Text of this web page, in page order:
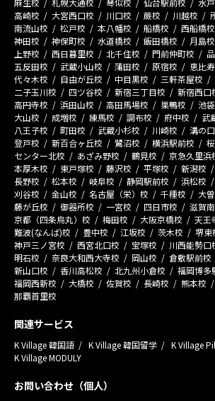
麻生校 札幌大通校 琴似校 仙台駅前校 水
高崎校
大宮西口校 川口校 蕨校 川越校
南流山校
松戸校 本八幡校 船橋校 西船橋校
神田校
神保町校 水道橋校 飯田橋校 月島校
上野校
西日暮里校 北千住校 門前仲町校
五反田校
武蔵小山校 蒲田校 原宿校 恵比
代々木校
自由が丘校 中目黒校 三軒茶屋校
二子玉川校
四ツ谷校 新宿三丁目校 新宿西口
高円寺校
浜田山校 高田馬場校 巣鴨校 池
大山校
成増校 練馬校 調布校 府中校
武
八王子校
町田校 武蔵小杉校 川崎校 溝の
登戸校
新百合ヶ丘校 鷺沼校 横浜駅前校
センター北校
あざみ野校 鶴見校 京急久里浜
本厚木校
東戸塚校 藤沢校 平塚校 新潟校
長野校
松本校 岐阜校 静岡駅前校 浜松校
刈谷校
金山校 名古屋（栄）校 千種校 大
藤が丘校
御器所校 一宮校 四日市校
滋賀
京都（四条烏丸）校
梅田校 大阪京橋校
天王
難波(なんば)校
豊中校 江坂校 茨木校 堺東
神戸三ノ宮校
西宮北口校 宝塚校 川西能勢口
明石校
奈良大和西大寺校 岡山校 倉敷駅前校
新山口校
香川高松校 北九州小倉校
福岡博多
福岡西新校
大橋校 佐賀校 長崎校 熊本校
那覇首里校
関連サービス
K Village 韓国語 K Village 韓国留学
K Village
K Village MODULY
お問い合わせ（個人）